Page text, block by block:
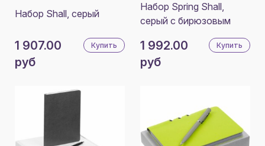
Набор Shall, серый
1 907.00
руб
Купить
Набор Spring Shall,
серый с бирюзовым
1 992.00
руб
Купить